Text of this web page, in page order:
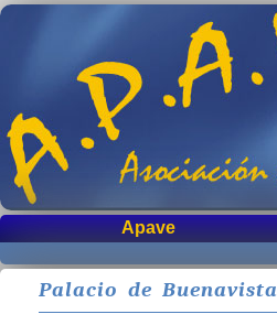
Apave
Palacio de Buenavista